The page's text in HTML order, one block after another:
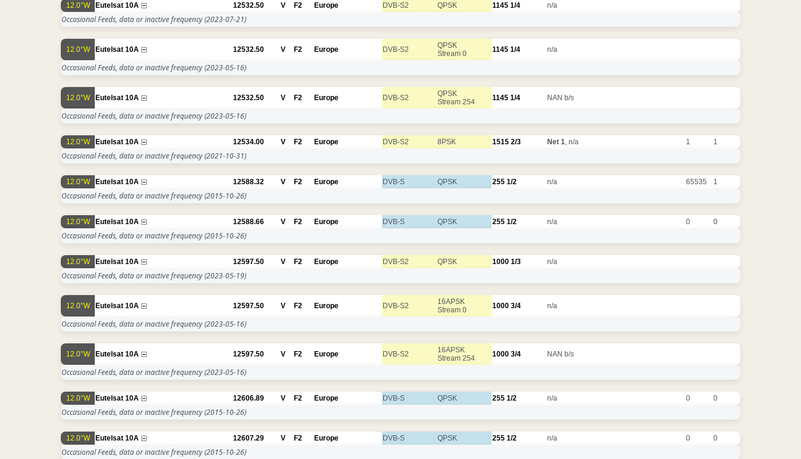
12.0°W Eutelsat 10A 12532.50 V F2 Europe DVB-S2 QPSK 1145 1/4 n/a
Occasional Feeds, data or inactive frequency(2023-07-21)
12.0°W Eutelsat 10A 12532.50 V F2 Europe DVB-S2
QPSK
Stream 0
1145 1/4 n/a
Occasional Feeds, data or inactive frequency(2023-05-16)
12.0°W Eutelsat 10A 12532.50 V F2 Europe DVB-S2
QPSK
Stream 254
1145 1/4 NAN b/s
Occasional Feeds, data or inactive frequency(2023-05-16)
12.0°W Eutelsat 10A 12534.00 V F2 Europe DVB-S2 8PSK 1515 2/3 Net 1 , n/a 1 1
Occasional Feeds, data or inactive frequency(2021-10-31)
12.0°W Eutelsat 10A 12588.32 V F2 Europe DVB-S QPSK 255 1/2 n/a 65535 1
Occasional Feeds, data or inactive frequency(2015-10-26)
12.0°W Eutelsat 10A 12588.66 V F2 Europe DVB-S QPSK 255 1/2 n/a 0 0
Occasional Feeds, data or inactive frequency(2015-10-26)
12.0°W Eutelsat 10A 12597.50 V F2 Europe DVB-S2 QPSK 1000 1/3 n/a
Occasional Feeds, data or inactive frequency(2023-05-19)
12.0°W Eutelsat 10A 12597.50 V F2 Europe DVB-S2
16APSK
Stream 0
1000 3/4 n/a
Occasional Feeds, data or inactive frequency(2023-05-16)
12.0°W Eutelsat 10A 12597.50 V F2 Europe DVB-S2
16APSK
Stream 254
1000 3/4 NAN b/s
Occasional Feeds, data or inactive frequency(2023-05-16)
12.0°W Eutelsat 10A 12606.89 V F2 Europe DVB-S QPSK 255 1/2 n/a 0 0
Occasional Feeds, data or inactive frequency(2015-10-26)
12.0°W Eutelsat 10A 12607.29 V F2 Europe DVB-S QPSK 255 1/2 n/a 0 0
Occasional Feeds, data or inactive frequency(2015-10-26)